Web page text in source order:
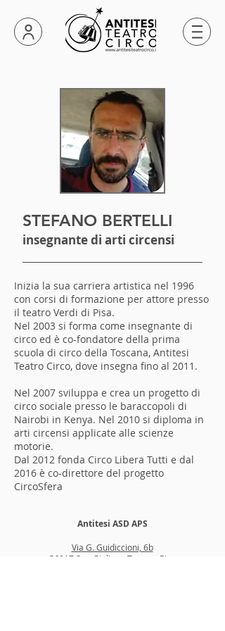
STEFANO BERTELLI
insegnante di arti circensi
Inizia la sua carriera artistica nel 1996
con corsi di formazione per attore presso
il teatro Verdi di Pisa.
Nel 2003 si forma come insegnante di
circo ed è co-fondatore della prima
scuola di circo della Toscana, Antitesi
Teatro Circo, dove insegna fino al 2011.
Nel 2007 sviluppa e crea un progetto di
circo sociale presso le baraccopoli di
Nairobi in Kenya. Nel 2010 si diploma in
arti circensi applicate alle scienze
motorie.
Dal 2012 fonda Circo Libera Tutti e dal
2016 è co-direttore del progetto
CircoSfera
Antitesi ASD APS
Via G. Guidiccioni, 6b
56017 San Giuliano Terme - Pisa